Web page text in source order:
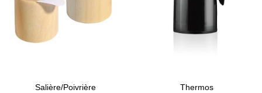
Salière/Poivrière Thermos